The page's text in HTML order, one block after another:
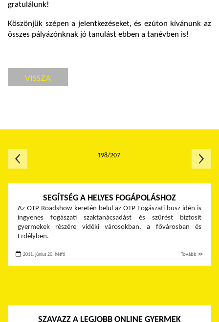
gratulálunk!
Köszönjük szépen a jelentkezéseket, és ezúton kívánunk az
összes pályázónknak jó tanulást ebben a tanévben is!
VISSZA
SEGÍTSÉG A HELYES FOGÁPOLÁSHOZ
Az OTP Roadshow keretén belül az OTP Fogászati busz idén is
ingyenes fogászati szaktanácsadást és szűrést biztosít
gyermekek részére vidéki városokban, a fővárosban és
Erdélyben.
2011. június 20. hétfő Tovább ≫
SZAVAZZ A LEGJOBB ONLINE GYERMEK
198/207